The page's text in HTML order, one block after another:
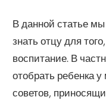
В данной статье
знать отцу для
воспитание. В
отобрать ребенка
советов,